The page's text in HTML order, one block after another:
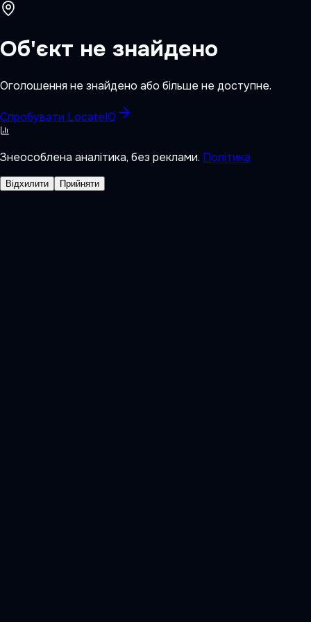
Об'єкт не знайдено
Оголошення не знайдено або більше не доступне.
Спробувати LocateIQ
Знеособлена аналітика, без реклами. Політика
Відхилити Прийняти